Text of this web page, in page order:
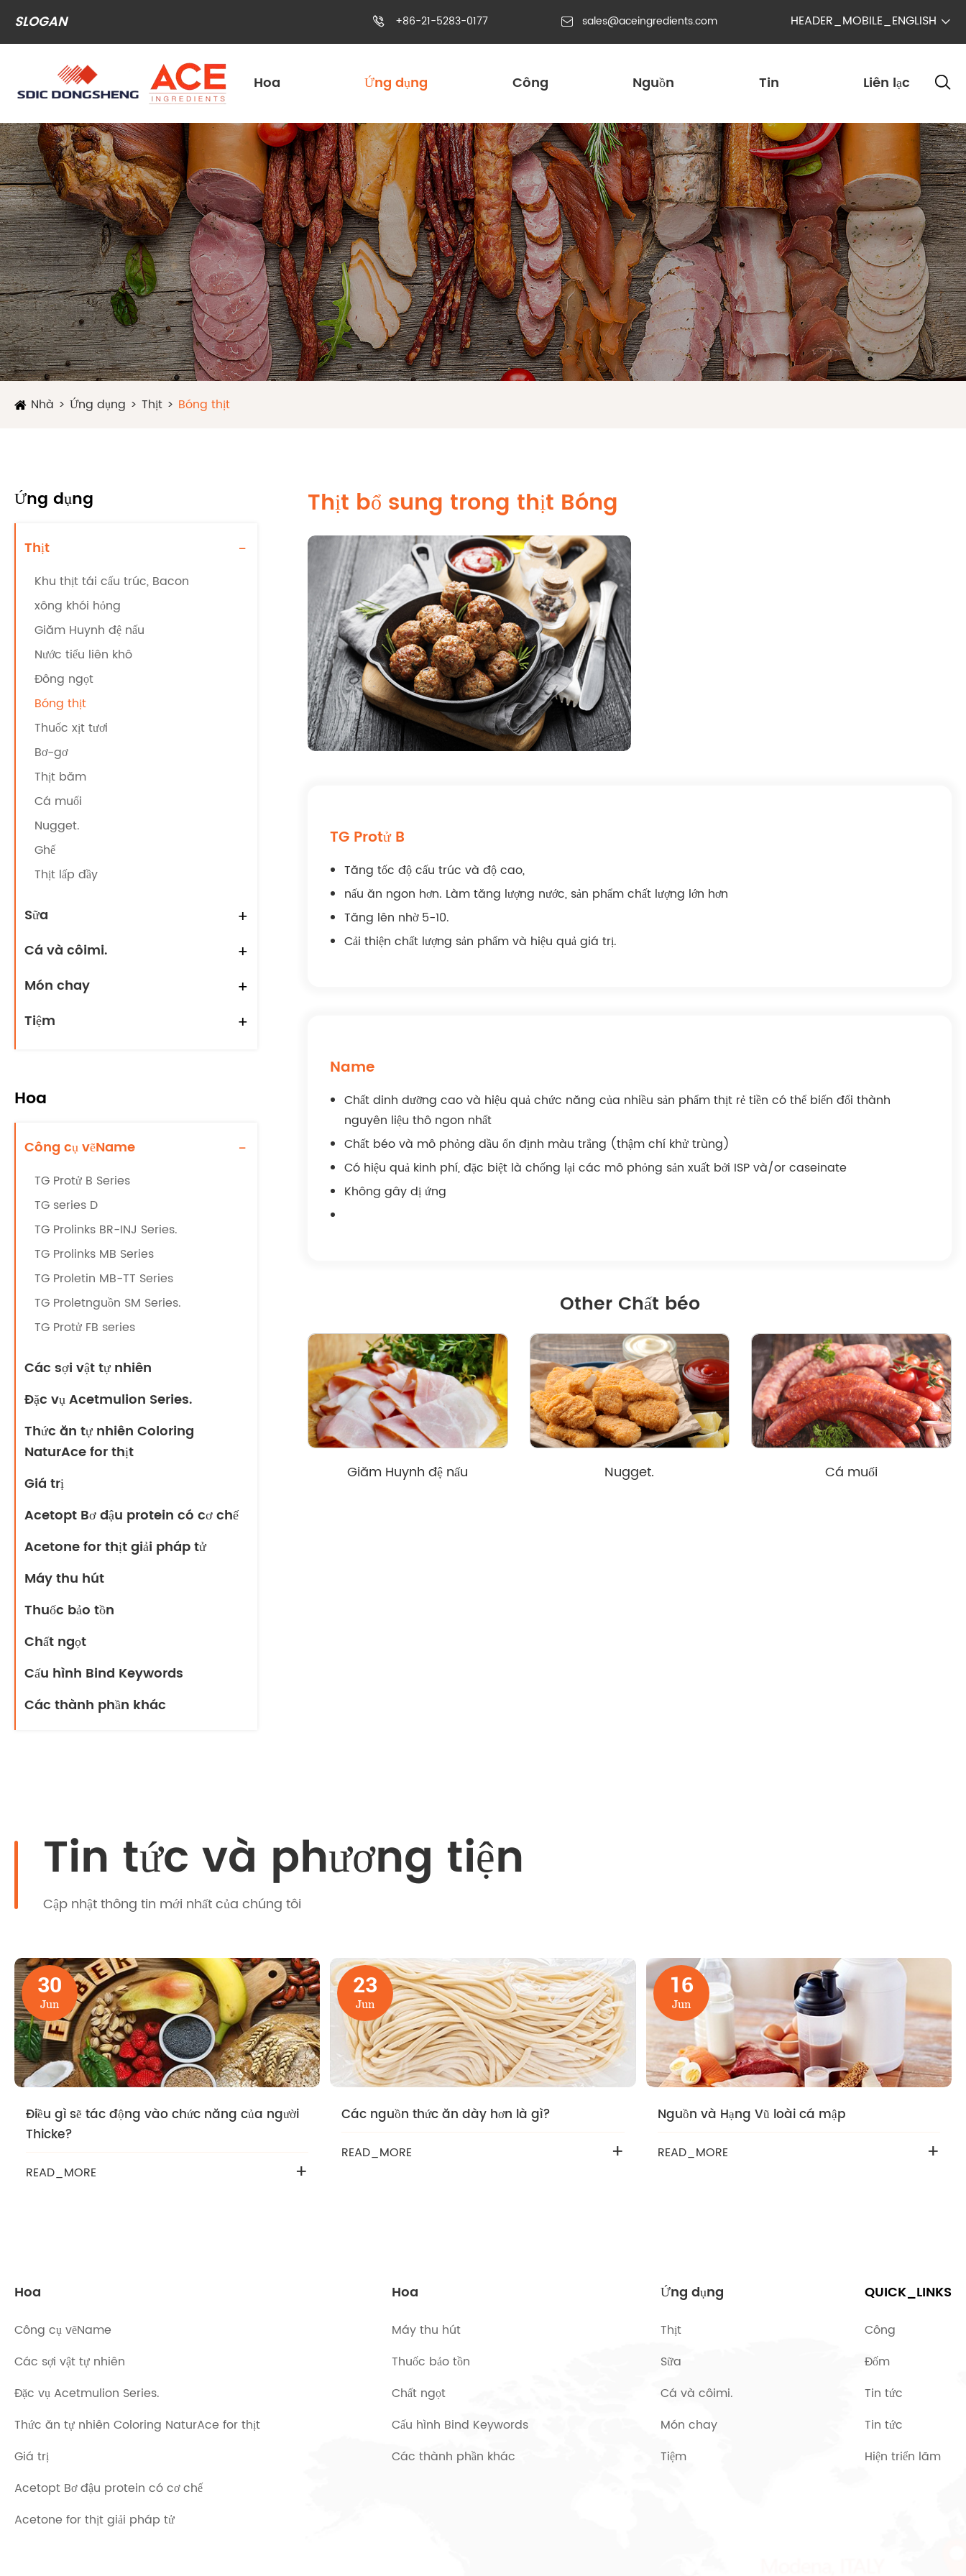
SLOGAN  +86-21-5283-0177  sales@aceingredients.com HEADER_MOBILE_ENGLISH 
Hoa Ứng dụng Công Nguồn Tin Liên lạc 
Nhà Ứng dụng Thịt Bóng thịt
Ứng dụng
Thịt -
Khu thịt tái cấu trúc, Bacon
xông khói hỏng
Giăm Huynh đệ nấu
Nước tiểu liên khô
Đông ngọt
Bóng thịt
Thuốc xịt tươi
Bơ-gơ
Thịt băm
Cá muối
Nugget.
Ghế
Thịt lấp đầy
Sữa +
Cá và côimi. +
Món chay +
Tiệm +
Hoa
Công cụ vẽName -
TG Protử B Series
TG series D
TG Prolinks BR-INJ Series.
TG Prolinks MB Series
TG Proletin MB-TT Series
TG Proletnguồn SM Series.
TG Protử FB series
Các sợi vật tự nhiên
Đặc vụ Acetmulion Series.
Thức ăn tự nhiên Coloring
NaturAce for thịt
Giá trị
Acetopt Bơ đậu protein có cơ chế
Acetone for thịt giải pháp tử
Máy thu hút
Thuốc bảo tồn
Chất ngọt
Cấu hình Bind Keywords
Các thành phần khác
Thịt bổ sung trong thịt Bóng
TG Protử B
Tăng tốc độ cấu trúc và độ cao,
nấu ăn ngon hơn. Làm tăng lượng nước, sản phẩm chất lượng lớn hơn
Tăng lên nhờ 5-10.
Cải thiện chất lượng sản phẩm và hiệu quả giá trị.
Name
Chất dinh dưỡng cao và hiệu quả chức năng của nhiều sản phẩm thịt rẻ tiền có thể biến đổi thành
nguyên liệu thô ngon nhất
Chất béo và mô phỏng dầu ổn định màu trắng (thậm chí khử trùng)
Có hiệu quả kinh phí, đặc biệt là chống lại các mô phỏng sản xuất bởi ISP và/or caseinate
Không gây dị ứng
Other Chất béo
Giăm Huynh đệ nấu Nugget. Cá muối
Tin tức và phương tiện
Cập nhật thông tin mới nhất của chúng tôi
30
Jun
Điều gì sẽ tác động vào chức năng của người
Thicke?
READ_MORE +
23
Jun
Các nguồn thức ăn dày hơn là gì?
READ_MORE +
16
Jun
Nguồn và Hạng Vũ loài cá mập
READ_MORE +
Hoa
Công cụ vẽName
Các sợi vật tự nhiên
Đặc vụ Acetmulion Series.
Thức ăn tự nhiên Coloring NaturAce for thịt
Giá trị
Acetopt Bơ đậu protein có cơ chế
Acetone for thịt giải pháp tử
Hoa
Máy thu hút
Thuốc bảo tồn
Chất ngọt
Cấu hình Bind Keywords
Các thành phần khác
Ứng dụng
Thịt
Sữa
Cá và côimi.
Món chay
Tiệm
QUICK_LINKS
Công
Đốm
Tin tức
Tin tức
Hiện triển lãm